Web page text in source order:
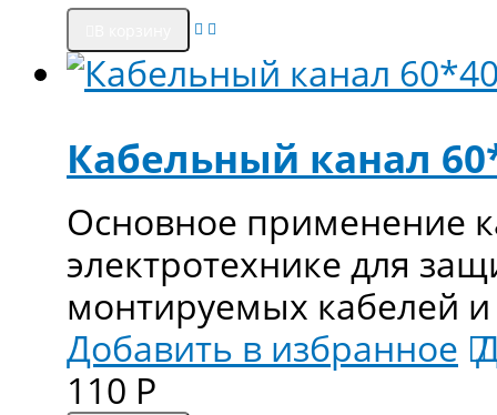
Кабельный канал
Основное применение
электротехнике для
монтируемых кабелей
Добавить в избранное
110 Р